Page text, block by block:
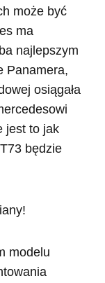
może być
ma
najlepszym
Panamera,
osiągała
jest to jak
będzie
modelu